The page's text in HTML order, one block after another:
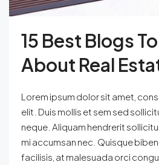
15 Best Blogs
About Real
Lorem ipsum dolor sit amet,
elit. Duis mollis et sem sed
neque. Aliquam hendrerit
mi accumsan nec. Quisque
facilisis, at malesuada orci